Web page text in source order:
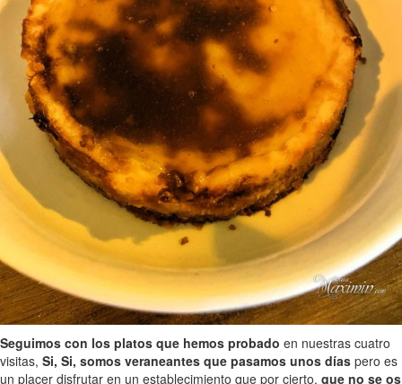
Seguimos con los platos que hemos probado en nuestras cuatro
visitas, Si, Si, somos veraneantes que pasamos unos días pero es
un placer disfrutar en un establecimiento que por cierto, que no se os